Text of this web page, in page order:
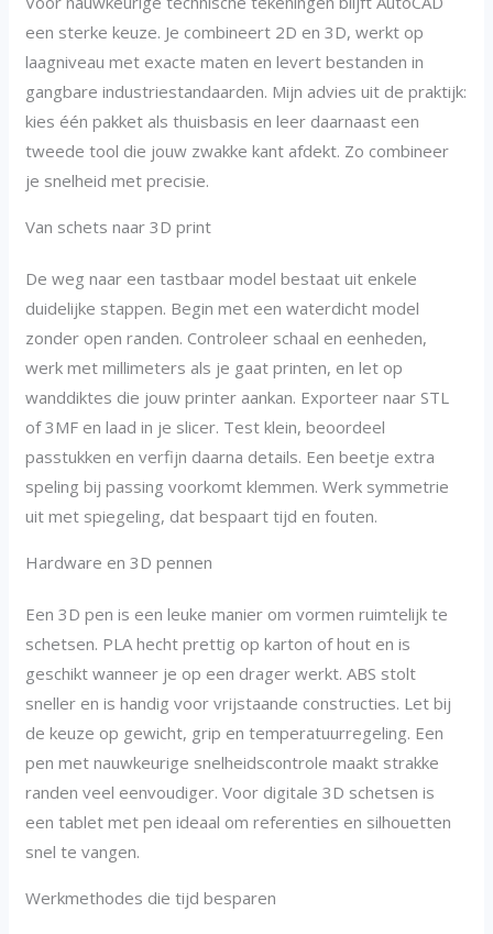
een sterke keuze. Je combineert 2D en 3D, werkt op
laagniveau met exacte maten en levert bestanden in
gangbare industriestandaarden. Mijn advies uit de praktijk:
kies één pakket als thuisbasis en leer daarnaast een
tweede tool die jouw zwakke kant afdekt. Zo combineer
je snelheid met precisie.
Van schets naar 3D print
De weg naar een tastbaar model bestaat uit enkele
duidelijke stappen. Begin met een waterdicht model
zonder open randen. Controleer schaal en eenheden,
werk met millimeters als je gaat printen, en let op
wanddiktes die jouw printer aankan. Exporteer naar STL
of 3MF en laad in je slicer. Test klein, beoordeel
passtukken en verfijn daarna details. Een beetje extra
speling bij passing voorkomt klemmen. Werk symmetrie
uit met spiegeling, dat bespaart tijd en fouten.
Hardware en 3D pennen
Een 3D pen is een leuke manier om vormen ruimtelijk te
schetsen. PLA hecht prettig op karton of hout en is
geschikt wanneer je op een drager werkt. ABS stolt
sneller en is handig voor vrijstaande constructies. Let bij
de keuze op gewicht, grip en temperatuurregeling. Een
pen met nauwkeurige snelheidscontrole maakt strakke
randen veel eenvoudiger. Voor digitale 3D schetsen is
een tablet met pen ideaal om referenties en silhouetten
snel te vangen.
Werkmethodes die tijd besparen